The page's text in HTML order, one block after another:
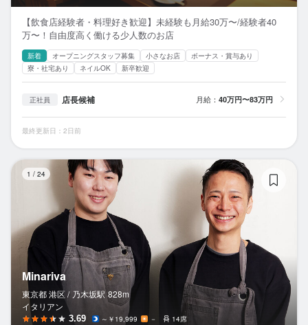
【飲食店経験者・料理好き歓迎】未経験も月給30万〜/経験者40
万〜！自由度高く働ける少人数のお店
新着 オープニングスタッフ募集 小さなお店
ボーナス・賞与あり
寮・社宅あり
ネイルOK 新卒歓迎
正社員 店長候補 月給： 40万円〜83万円
最終更新日：2日前
1 / 24
Minariva
東京都 港区 / 乃木坂駅 828m
イタリアン
3.69 ～￥19,999 － 14席